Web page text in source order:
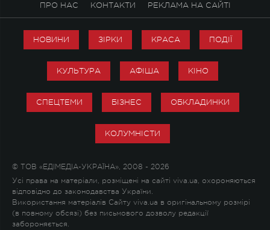
ПРО НАС КОНТАКТИ РЕКЛАМА НА САЙТІ
НОВИНИ ЗІРКИ КРАСА ПОДІЇ
КУЛЬТУРА АФІША КІНО
СПЕЦТЕМИ БІЗНЕС ОБКЛАДИНКИ
КОЛУМНІСТИ
© ТОВ «ЕДІМЕДІА-УКРАЇНА», 2008 - 2026
Усі права на матеріали, розміщені на сайті viva.ua, охороняються
відповідно до законодавства України.
Використання матеріалів Сайту viva.ua в оригінальному розмірі
(в повному обсязі) без письмового дозволу редакції
забороняється.